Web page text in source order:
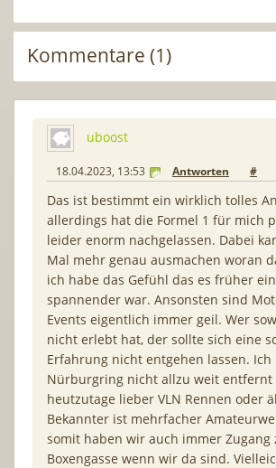
Kommentare (1)
uboost
18.04.2023, 13:53 Antworten #
Das ist bestimmt ein wirklich tolles
allerdings hat die Formel 1 für mich
leider enorm nachgelassen. Dabei
Mal mehr genau ausmachen woran
ich habe das Gefühl das es früher
spannender war. Ansonsten sind
Events eigentlich immer geil. Wer
nicht erlebt hat, der sollte sich eine
Erfahrung nicht entgehen lassen. Ich
Nürburgring nicht allzu weit entfernt
heutzutage lieber VLN Rennen oder
Bekannter ist mehrfacher
somit haben wir auch immer Zugang
Boxengasse wenn wir da sind.